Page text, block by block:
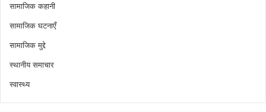
सामाजिक कहानी
सामाजिक घटनाएँ
सामाजिक मुद्दे
स्थानीय समाचार
स्वास्थ्य